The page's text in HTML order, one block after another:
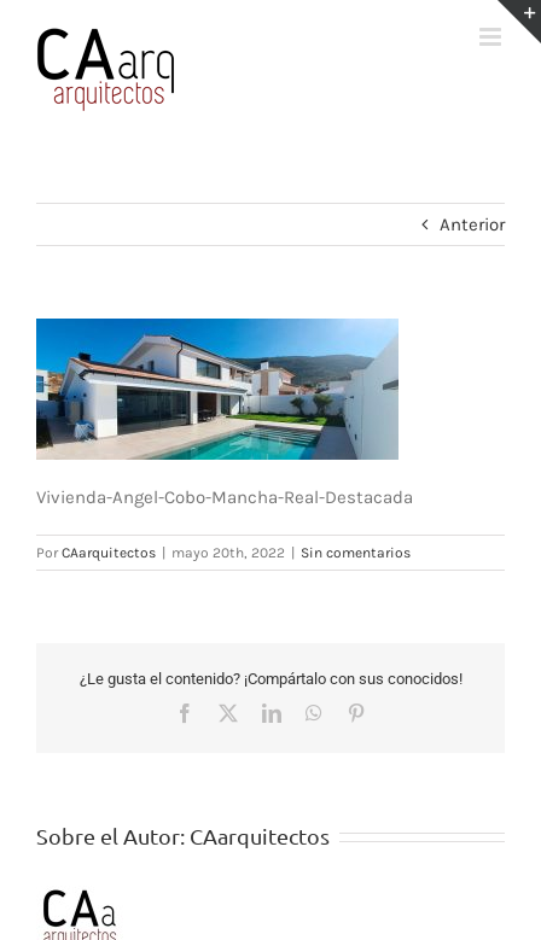
contenido
Anterior
Vivienda-Angel-Cobo-Mancha-Real-Destacada
PorCAarquitectos mayo 20th, 2022 Sin comentarios
¿Le gusta el contenido? ¡Compártalo con sus conocidos!
Facebook LinkedInWhatsApp
Sobre el Autor: CAarquitectos